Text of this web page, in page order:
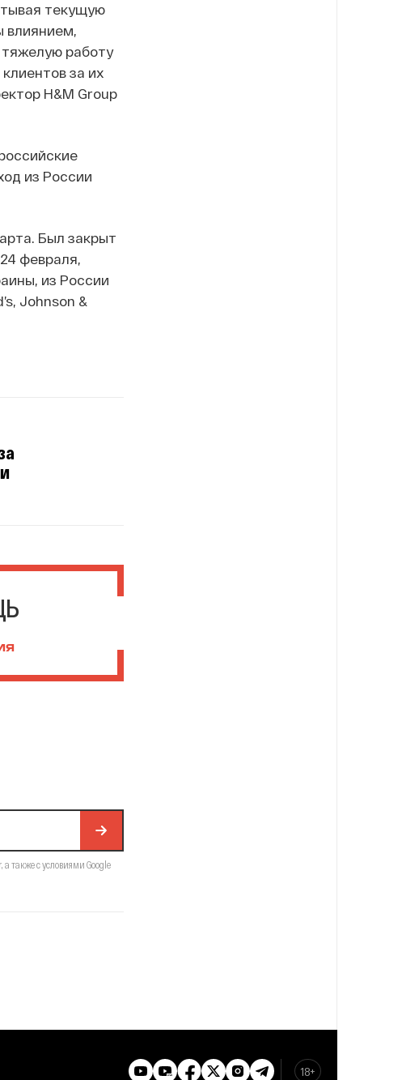
текущую
влиянием,
тяжелую работу
за их
H&M Group
из России
Был закрыт
февраля,
из России
Johnson &
а также с условиями Google
18+